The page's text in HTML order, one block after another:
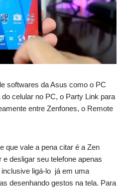
softwares da Asus como o PC
celular no PC, o Party Link para
entre Zenfones, o Remote
que vale a pena citar é a Zen
desligar seu telefone apenas
ligá-lo já em uma
desenhando gestos na tela. Para